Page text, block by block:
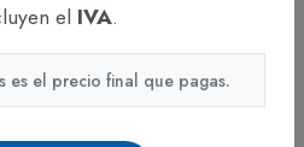
el IVA.
es el precio final que pagas.